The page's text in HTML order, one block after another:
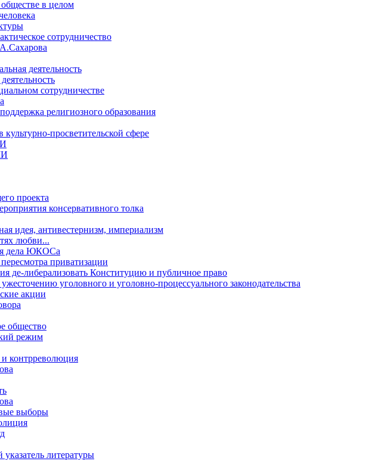
в целом
сотрудничество
деятельность
сотрудничестве
религиозного образования
культурно-просветительской сфере
проекта
консервативного толка
идея, антивестернизм, империализм
любви...
дела ЮКОСа
приватизации
де-либерализовать Конституцию и публичное право
уголовного и уголовно-процессуального законодательства
акции
общество
режим
контрреволюция
выборы
литературы